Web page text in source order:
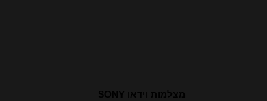
מצלמות וידאו SONY